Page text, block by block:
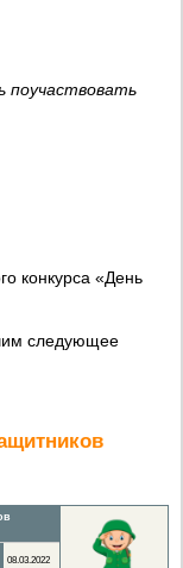
поучаствовать
конкурса «День
следующее
08.03.2022